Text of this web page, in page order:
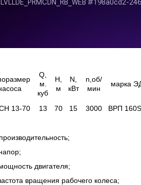
Q,
м.
куб
H,
м
N,
кВт
n,об/
мин
марка
13-70 13 70 15 3000 ВРП
двигателя;
вращения рабочего колеса;